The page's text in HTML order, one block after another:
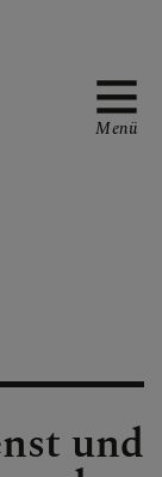
Menü
und